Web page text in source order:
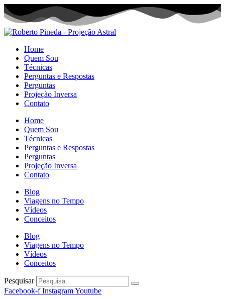
Home
Quem Sou
Técnicas
Perguntas e Respostas
Perguntas
Projeção Inversa
Contato
Home
Quem Sou
Técnicas
Perguntas e Respostas
Perguntas
Projeção Inversa
Contato
Blog
Viagens no Tempo
Vídeos
Conceitos
Blog
Viagens no Tempo
Vídeos
Conceitos
Pesquisar
Facebook-f InstagramYoutube